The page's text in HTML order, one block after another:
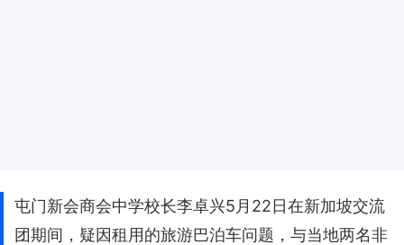
屯门新会商会中学校长李卓兴5月22日在新加坡交流
团期间，疑因租用的旅游巴泊车问题，与当地两名非